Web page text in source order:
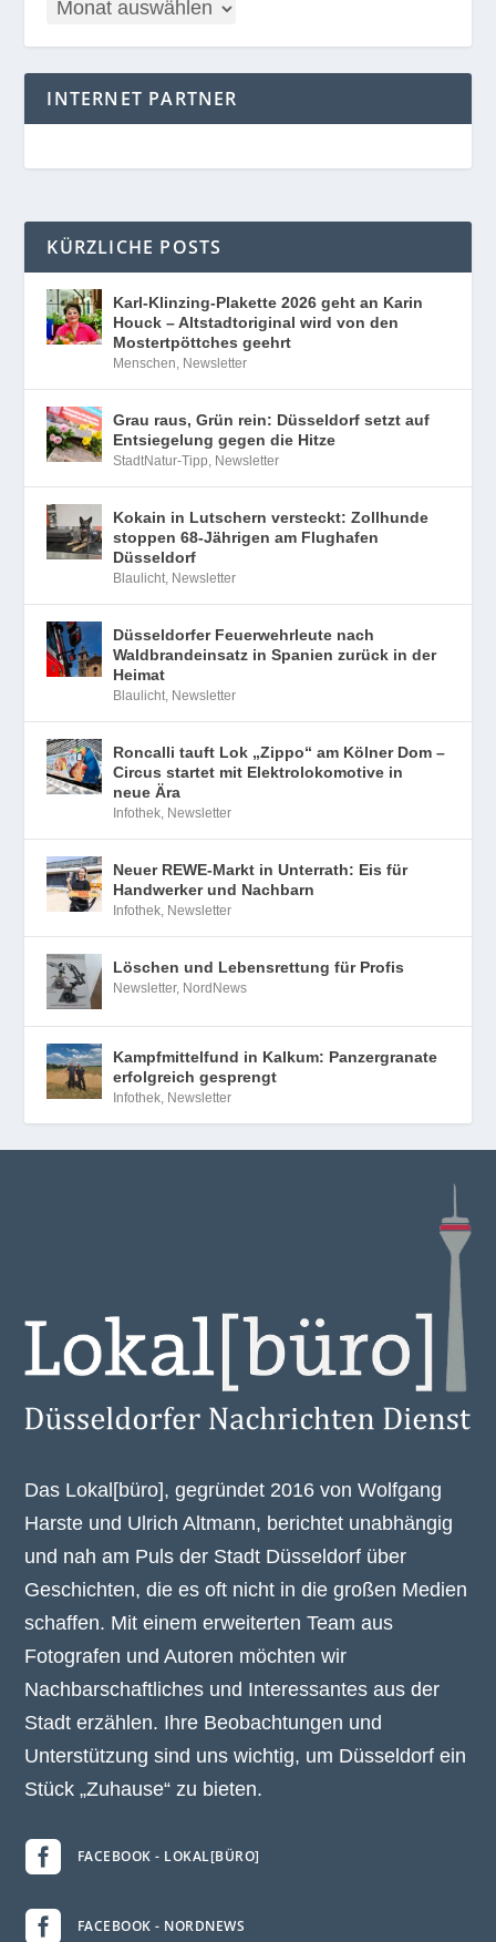
INTERNET PARTNER
KÜRZLICHE POSTS
Karl-Klinzing-Plakette 2026 geht an Karin
Houck – Altstadtoriginal wird von den
Mostertpöttches geehrt
Menschen Newsletter
Grau raus, Grün rein: Düsseldorf setzt auf
Entsiegelung gegen die Hitze
StadtNatur-Tipp Newsletter
Kokain in Lutschern versteckt: Zollhunde
stoppen 68-Jährigen am Flughafen
Düsseldorf
Blaulicht Newsletter
Düsseldorfer Feuerwehrleute nach
Waldbrandeinsatz in Spanien zurück in der
Heimat
Blaulicht Newsletter
Roncalli tauft Lok „Zippo“ am Kölner Dom –
Circus startet mit Elektrolokomotive in
neue Ära
Infothek Newsletter
Neuer REWE-Markt in Unterrath: Eis für
Handwerker und Nachbarn
Infothek Newsletter
Löschen und Lebensrettung für Profis
Newsletter, NordNews
Kampfmittelfund in Kalkum: Panzergranate
erfolgreich gesprengt
Infothek Newsletter
Das Lokal[büro], gegründet 2016 von Wolfgang
Harste und Ulrich Altmann, berichtet unabhängig
und nah am Puls der Stadt Düsseldorf über
Geschichten, die es oft nicht in die großen Medien
schaffen. Mit einem erweiterten Team aus
Fotografen und Autoren möchten wir
Nachbarschaftliches und Interessantes aus der
Stadt erzählen. Ihre Beobachtungen und
Unterstützung sind uns wichtig, um Düsseldorf ein
Stück „Zuhause“ zu bieten.
 FACEBOOK - LOKAL[BÜRO]
 FACEBOOK - NORDNEWS